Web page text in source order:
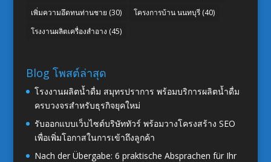
เพิ่มความอึดทนท่านชาย (30) โครงการบ้าน นนทบุรี(40)
โรงงานผลิตเครื่องสำอาง (45)
Blog โพสต์ล่าสุด
โรงงานผลิตน้ำดื่ม สมุทรปราการ พร้อมบริการผลิตน้ำดื่ม
ครบวงจรสำหรับธุรกิจยุคใหม่
รับออกแบบเว็บไซต์บริษัททัวร์ พร้อมวางโครงสร้าง SEO
เพื่อเพิ่มโอกาสในการเข้าถึงลูกค้า
Nach der Übergabe: 6 praktische Absprachen für Ihr